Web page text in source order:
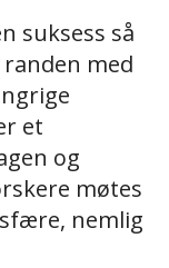
suksess så
med
et
og
møtes
nemlig